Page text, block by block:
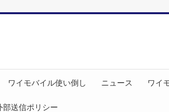
ワイモバイル使い倒し ニュース ワイ
部送信ポリシー